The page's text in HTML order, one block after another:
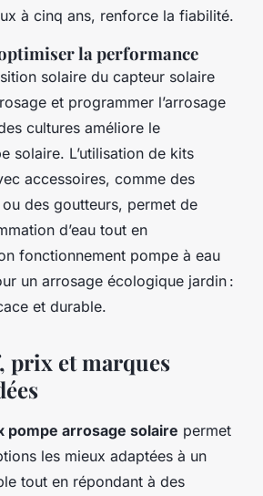
à cinq ans, renforce la fiabilité.
la performance
solaire du capteur solaire
et programmer l’arrosage
cultures améliore le
solaire. L’utilisation de kits
accessoires, comme des
des goutteurs, permet de
d’eau tout en
fonctionnement pompe à eau
un arrosage écologique jardin :
et durable.
prix et marques
pompe arrosage solaire permet
les mieux adaptées à un
tout en répondant à des